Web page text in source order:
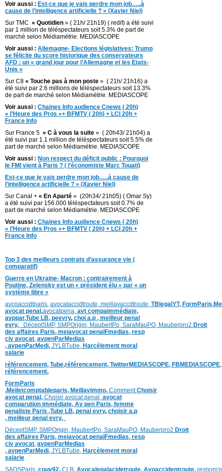
Voir aussi : Est-ce que je vais perdre mon job…..à
cause de l’intelligence artificielle ? » (Xavier Niel)
Sur TMC « Quotidien » ( 21h/ 21h19) ( redif) a été suivi
par 1 million de téléspectateurs soit 5.3% de part de
marché selon Médiamétrie. MEDIASCOPE
Voir aussi : Allemagne- Elections législatives: Trump
se félicite du score historique des conservateurs
AFD : un « grand jour pour l’Allemagne et les Etats-
Unis »
Sur C8 « Touche pas à mon poste » ( 21h/ 21h16) a
été suivi par 2.6 millions de téléspectateurs soit 13.3%
de part de marché selon Médiamétrie. MEDIASCOPE
Voir aussi : Chaines Info audience Cnews ( 20h)
« l’Heure des Pros »+ BFMTV ( 20h) + LCI 20h +
France Info
Sur France 5 » C à vous la suite » ( 20h43/ 21h04) a
été suivi par 1.1 million de téléspectateurs soit 5.5% de
part de marché selon Médiamétrie. MEDIASCOPE
Voir aussi : Non respect du déficit public : Pourquoi
le FMI vient à Paris ? ( l’économiste Marc Touati)
Est-ce que je vais perdre mon job…..à cause de
l’intelligence artificielle ? » (Xavier Niel)
Sur Canal + « En Aparté » (20h34/ 21h05) ( Omar Sy)
a été suivi par 156.000 téléspectateurs soit 0.7% de
part de marché selon Médiamétrie. MEDIASCOPE
Voir aussi : Chaines Info audience Cnews ( 20h)
« l’Heure des Pros »+ BFMTV ( 20h) + LCI 20h +
France Info
Top 3 des meilleurs contrats d’assurance vie (
comparatif)
Guerre en Ukraine- Macron : contrairement à
Poutine, Zelensky est un « président élu » par « un
système libre »
avcoaccidtparis, avocataccidtroute, meillavaccdtroute, TBlegalYT, FormParis,
avocat penal,avocatpena, avt compaimmédiate,
avppar,Tube LB, peevry, choi a.p , meilleur penal
evry,
DéceptSMP, SMPOrigin, MaubertPo, SaraMauPO, Mauberpro2 Droit
des affaires Paris, meiavocat penalFmedias, resp
civ avocat, avpenParMedias
, avpenParMedi, JYLBTube, Harcèlement moral
salarie
référencement, Tube,référencement, TwitterMEDIASCOPE, FBMEDIASCOPE
référencement,
FormParis
,Meiletcomptableparis, Meillavimmo, CommentChoisir
avocat penal, Choisir avocat penal, avocat
comparution immédiate, Av pen Paris, femme
penaliste Paris ,Tube LB, penal evry, choisir a.p
, meilleur penal evry,
DéceptSMP, SMPOrigin, MaubertPo, SaraMauPO, Mauberpro2 Droit
des affaires Paris, meiavocat penalFmedias, resp
civ avocat, avpenParMedias
, avpenParMedi, JYLBTube, Harcèlement moral
salarie
SAOSParis, couv92, CLB, Avocalegalacidetroute, Avoaccidentroute,